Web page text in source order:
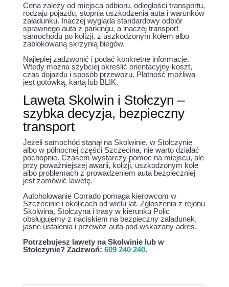
Cena zależy od miejsca odbioru, odległości transportu,
rodzaju pojazdu, stopnia uszkodzenia auta i warunków
załadunku. Inaczej wygląda standardowy odbiór
sprawnego auta z parkingu, a inaczej transport
samochodu po kolizji, z uszkodzonym kołem albo
zablokowaną skrzynią biegów.
Najlepiej zadzwonić i podać konkretne informacje.
Wtedy można szybciej określić orientacyjny koszt,
czas dojazdu i sposób przewozu. Płatność możliwa
jest gotówką, kartą lub BLIK.
Laweta Skolwin i Stołczyn –
szybka decyzja, bezpieczny
transport
Jeżeli samochód stanął na Skolwinie, w Stołczynie
albo w północnej części Szczecina, nie warto działać
pochopnie. Czasem wystarczy pomoc na miejscu, ale
przy poważniejszej awarii, kolizji, uszkodzonym kole
albo problemach z prowadzeniem auta bezpieczniej
jest zamówić lawetę.
Autoholowanie Corrado pomaga kierowcom w
Szczecinie i okolicach od wielu lat. Zgłoszenia z rejonu
Skolwina, Stołczyna i trasy w kierunku Polic
obsługujemy z naciskiem na bezpieczny załadunek,
jasne ustalenia i przewóz auta pod wskazany adres.
Potrzebujesz lawety na Skolwinie lub w
Stołczynie? Zadzwoń: 609 240 240.